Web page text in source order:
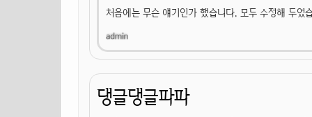
처음에는 무슨 얘기인가 했습니다. 모두 수정해 두었
댕글댕글파파